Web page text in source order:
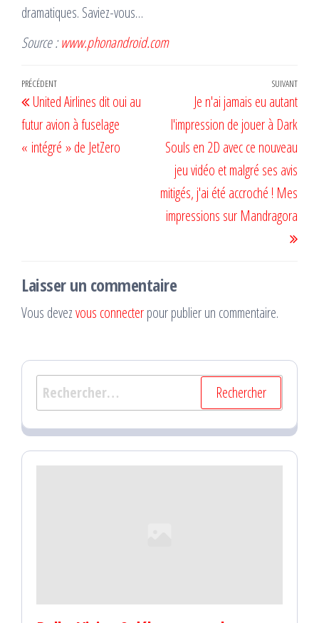
dramatiques. Saviez-vous…
Source :www.phonandroid.com
Navigation
de
l’article
Article
précédent
PRÉCÉDENT
United Airlines dit oui au
futur avion à fuselage
« intégré » de JetZero
SUIVANT
Je n'ai jamais eu autant
l'impression de jouer à Dark
Souls en 2D avec ce nouveau
jeu vidéo et malgré ses avis
mitigés, j'ai été accroché ! Mes
impressions sur Mandragora
Laisser un commentaire
Vous devezvous connecterpour publier un commentaire.
Rechercher :